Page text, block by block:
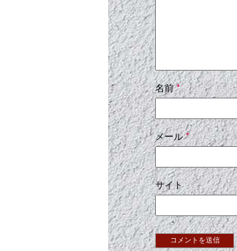
名前*
メール*
サイト